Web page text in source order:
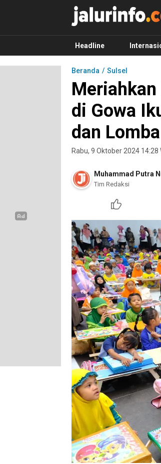
Info Terbaru, Berita
Terkini, Akurat dan
Headline
Beranda Sulsel
Meriahkan
di Gowa
dan
Rabu, 9 Oktober 2024 14:28
Muhammad Putra
Tim Redaksi